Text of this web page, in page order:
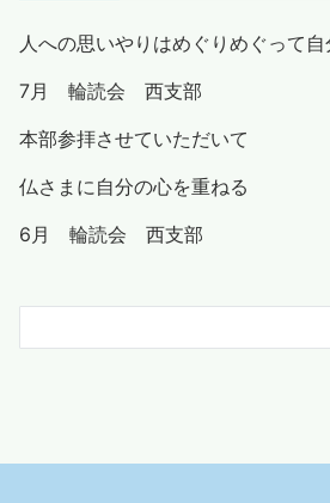
人への思いやりはめぐりめぐって
7月 輪読会 西支部
本部参拝させていただいて
仏さまに自分の心を重ねる
6月 輪読会 西支部